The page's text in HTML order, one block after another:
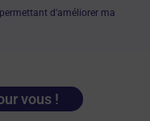
d'améliorer ma
vous !